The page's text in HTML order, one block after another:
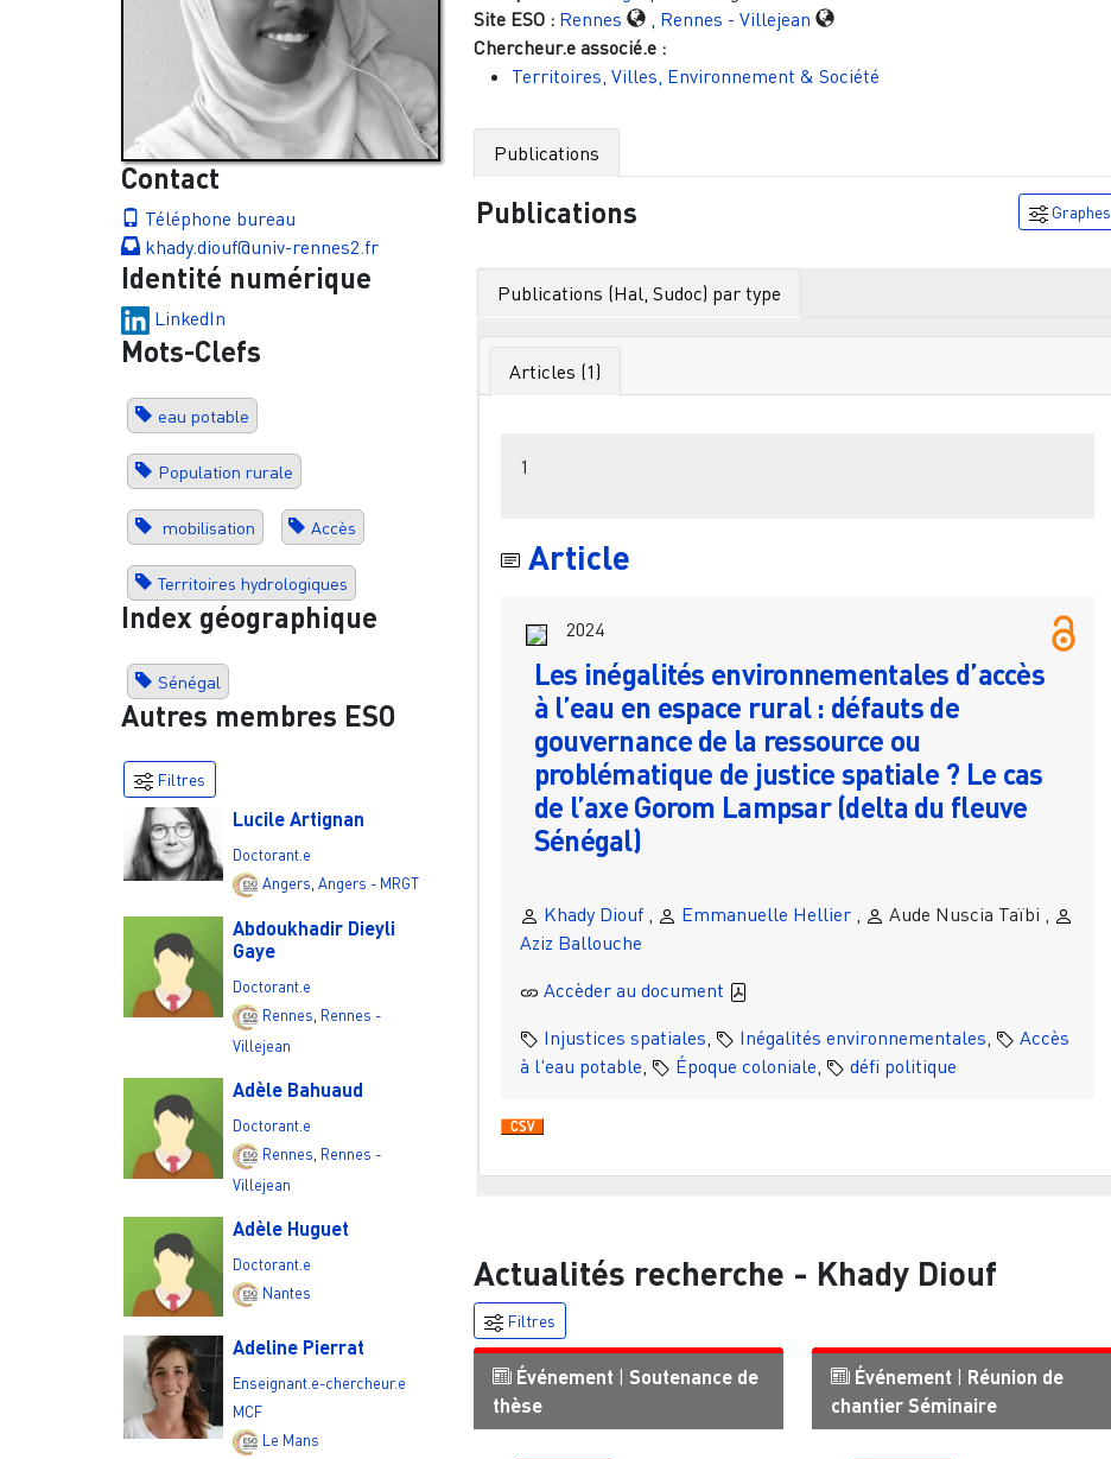
Contact
Téléphone bureau
khady.diouf@univ-rennes2.fr
Identité numérique
LinkedIn
Mots-Clefs
eau potable
Population rurale
mobilisation Accès
Territoires hydrologiques
Index géographique
Sénégal
Autres membres ESO
Filtres
Lucile Artignan
Doctorant.e
Angers ,Angers - MRGT
Abdoukhadir Dieyli
Gaye
Doctorant.e
Rennes, Rennes -
Villejean
Adèle Bahuaud
Doctorant.e
Rennes Rennes -
Villejean
Adèle Huguet
Doctorant.e
Nantes
Adeline Pierrat
Enseignant.e-chercheur.e
MCF
Le Mans
Site ESO : Rennes , Rennes - Villejean
Chercheur.e associé.e :
Territoires, Villes, Environnement & Société
Publications
Publications Graphes
Publications (Hal, Sudoc) par type
Articles (1)
1
Article
2024
Les inégalités environnementales d’accès
à l’eau en espace rural : défauts de
gouvernance de la ressource ou
problématique de justice spatiale ? Le cas
de l’axe Gorom Lampsar (delta du fleuve
Sénégal)
Khady Diouf, Emmanuelle Hellier,
Aude Nuscia Taïbi ,
Aziz Ballouche
Accèder au document
Injustices spatiales
Inégalités environnementales
Accès
à l'eau potable
Époque coloniale défi politique
Actualités recherche - Khady Diouf
Filtres
Événement | Soutenance de
thèse
Événement | Réunion de
chantier Séminaire